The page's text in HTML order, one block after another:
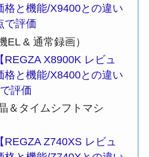
格と機能/X9400との違い
で評価
EL & 通常録画）
【REGZA X8900K レビュ
格と機能/X8400との違い
評価
＆タイムシフトマシ
【REGZA Z740XS レビュ